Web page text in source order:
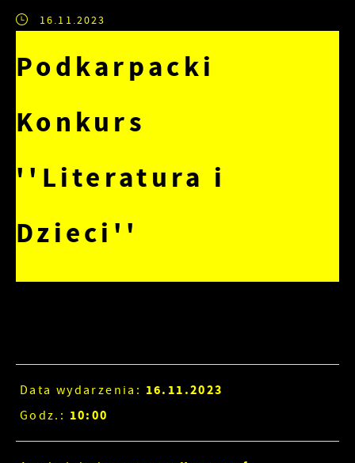
16.11.2023
Podkarpacki
Konkurs
''Literatura i
Dzieci''
Data wydarzenia: 16.11.2023
Godz.: 10:00